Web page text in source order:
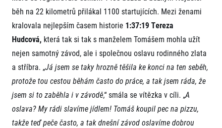
Titulární partneři
běh na 22 kilometrů přilákal 1100 startujících. Mezi ženami
kralovala nejlepším časem historie 1:37:19Tereza
Hudcová, která tak si tak s manželem Tomášem mohla užít
nejen samotný závod, ale i společnou oslavu rodinného zlata
a stříbra. „Já jsem se taky hrozně těšila ke konci na ten seběh,
protože tou cestou běhám často do práce, a tak jsem ráda, že
jsem si to zaběhla i v závodě,“ smála se vítězka v cíli. „A
oslava? My rádi slavíme jídlem! Tomáš koupil pec na pizzu,
takže teď peče často, a tak dnešní závod oslavíme dobrou